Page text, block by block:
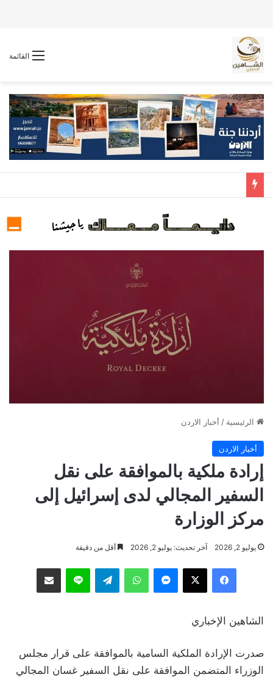
القائمة
الرئيسية / أخبار الاردن
أخبار الاردن
إرادة ملكية بالموافقة على نقل
السفير المجالي لدى إسرائيل إلى
مركز الوزارة
يوليو 2, 2026 آخر تحديث: يوليو 2, 2026 أقل من دقيقة
فيسبوك ‫X ماسنجر واتساب تيلقرام لاين مشاركة عبر البريد
الشاهين الإخباري
صدرت الإرادة الملكية السامية بالموافقة على قرار مجلس
الوزراء المتضمن الموافقة على نقل السفير غسان المجالي